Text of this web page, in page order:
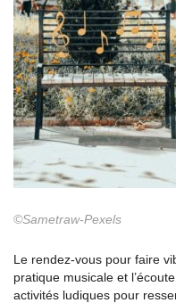
©Sametraw-Pexels
Le rendez-vous pour faire
pratique musicale et
activités ludiques pour